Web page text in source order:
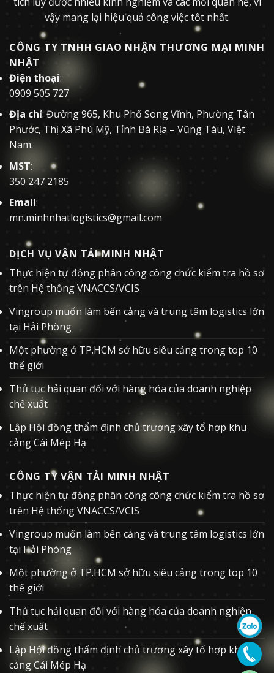
vậy mang lại hiệu quả công việc tốt nhất.
CÔNG TY TNHH GIAO NHẬN THƯƠNG MẠI MINH
NHẬT
Điện thoại:
0909 505 727
Địa chỉ: Đường 965, Khu Phố Song Vĩnh, Phường Tân
Phước, Thị Xã Phú Mỹ, Tỉnh Bà Rịa – Vũng Tàu, Việt
Nam.
MST:
350 247 2185
Email:
mn.minhnhatlogistics@gmail.com
DỊCH VỤ VẬN TẢI MINH NHẬT
Thực hiện tự động phân công công chức kiểm tra hồ sơ
trên Hệ thống VNACCS/VCIS
Vingroup muốn làm bến cảng và trung tâm logistics lớn
tại Hải Phòng
Một phường ở TP.HCM sở hữu siêu cảng trong top 10
thế giới
Thủ tục hải quan đối với hàng hóa của doanh nghiệp
chế xuất
Lập Hội đồng thẩm định chủ trương xây tổ hợp khu
cảng Cái Mép Hạ
CÔNG TY VẬN TẢI MINH NHẬT
Thực hiện tự động phân công công chức kiểm tra hồ sơ
trên Hệ thống VNACCS/VCIS
Vingroup muốn làm bến cảng và trung tâm logistics lớn
tại Hải Phòng
Một phường ở TP.HCM sở hữu siêu cảng trong top 10
thế giới
Thủ tục hải quan đối với hàng hóa của doanh nghiệp
chế xuất
Lập Hội đồng thẩm định chủ trương xây tổ hợp khu
cảng Cái Mép Hạ